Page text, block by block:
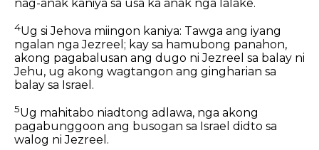
nag-anak kaniya sa usa ka anak nga lalake.
4Ug si Jehova miingon kaniya: Tawga ang iyang
ngalan nga Jezreel; kay sa hamubong panahon,
akong pagabalusan ang dugo ni Jezreel sa balay ni
Jehu, ug akong wagtangon ang gingharian sa
balay sa Israel.
5Ug mahitabo niadtong adlawa, nga akong
pagabunggoon ang busogan sa Israel didto sa
walog ni Jezreel.